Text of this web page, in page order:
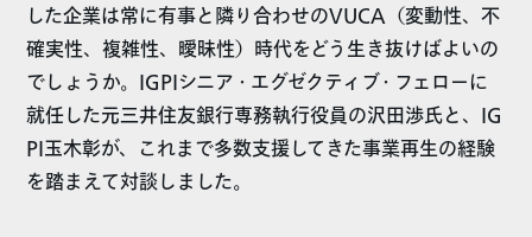
した企業は常に有事と隣り合わせのVUCA（変動性、不
確実性、複雑性、曖昧性）時代をどう生き抜けばよいの
でしょうか。IGPIシニア・エグゼクティブ・フェローに
就任した元三井住友銀行専務執行役員の沢田渉氏と、IG
PI玉木彰が、これまで多数支援してきた事業再生の経験
を踏まえて対談しました。